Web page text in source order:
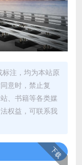
注，均为本站原
意时，禁止复
、书籍等各类媒
权益，可联系我
下载